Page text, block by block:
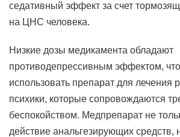
седативный эффект за счет
на ЦНС человека.
Низкие дозы медикамента обладают
противодепрессивным эффектом,
использовать препарат для лечения
психики, которые сопровождаются
беспокойством. Медпрепарат не
действие анальгезирующих средств,